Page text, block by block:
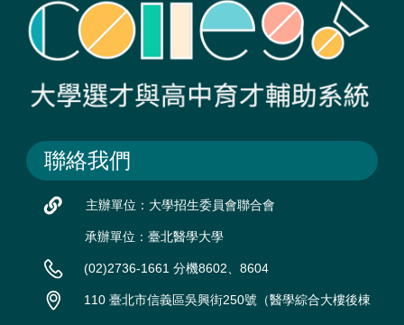
聯絡我們
主辦單位：大學招生委員會聯合會
承辦單位：臺北醫學大學
(02)2736-1661 分機8602、8604
110 臺北市信義區吳興街250號（醫學綜合大樓後棟